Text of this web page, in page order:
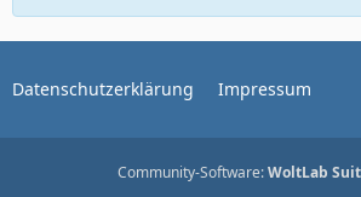
Datenschutzerklärung Impressum
Community-Software:WoltLab